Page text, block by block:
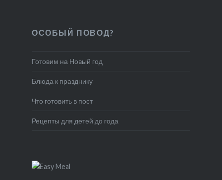
ОСОБЫЙ ПОВОД?
Готовим на Новый год
Блюда к празднику
Что готовить в пост
Рецепты для детей до года